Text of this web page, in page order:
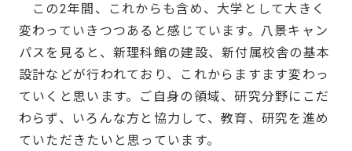
この2年間、これからも含め、大学として大きく
変わっていきつつあると感じています。八景キャン
パスを見ると、新理科館の建設、新付属校舎の基本
設計などが行われており、これからますます変わっ
ていくと思います。ご自身の領域、研究分野にこだ
わらず、いろんな方と協力して、教育、研究を進め
ていただきたいと思っています。